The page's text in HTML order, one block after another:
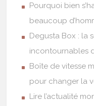
Pourquoi bien
beaucoup
Degusta Box : la
incontournables
Boîte de vitesse
pour changer la
Lire l’actualité